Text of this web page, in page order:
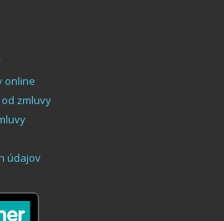
online
zmluvy
údajov